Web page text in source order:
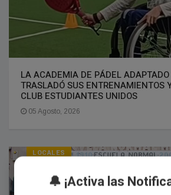
LA ACADEMIA DE PÁDEL
TRASLADÓ SUS ENTRENAMIENTOS
CLUB ESTUDIANTES UNIDOS
05 Agosto, 2026
LOCALES
🔔 ¡Activa las